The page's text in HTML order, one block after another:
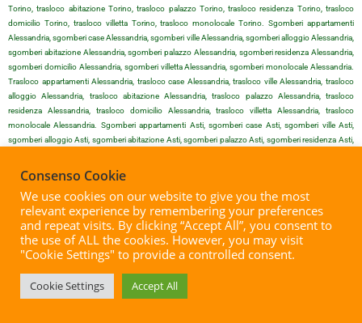
Torino, trasloco abitazione Torino, trasloco palazzo Torino, trasloco residenza Torino, trasloco
domicilio Torino, trasloco villetta Torino, trasloco monolocale Torino. Sgomberi appartamenti
Alessandria, sgomberi case Alessandria, sgomberi ville Alessandria, sgomberi alloggio Alessandria,
sgomberi abitazione Alessandria, sgomberi palazzo Alessandria, sgomberi residenza Alessandria,
sgomberi domicilio Alessandria, sgomberi villetta Alessandria, sgomberi monolocale Alessandria.
Trasloco appartamenti Alessandria, trasloco case Alessandria, trasloco ville Alessandria, trasloco
alloggio Alessandria, trasloco abitazione Alessandria, trasloco palazzo Alessandria, trasloco
residenza Alessandria, trasloco domicilio Alessandria, trasloco villetta Alessandria, trasloco
monolocale Alessandria. Sgomberi appartamenti Asti, sgomberi case Asti, sgomberi ville Asti,
sgomberi alloggio Asti, sgomberi abitazione Asti, sgomberi palazzo Asti, sgomberi residenza Asti,
Asti, trasloco case Asti, trasloco ville Asti, trasloco alloggio Asti, trasloco abitazione Asti, trasloco
palazzo Asti, trasloco residenza Asti, trasloco domicilio Asti, trasloco villetta Asti, trasloco
monolocale Asti. Sgomberi appartamenti Biella, sgomberi case Biella, sgomberi ville Biella,
sgomberi alloggio Biella, sgomberi abitazione Biella, sgomberi palazzo Biella, sgomberi residenza
Biella, sgomberi domicilio Biella, sgomberi villetta Biella, sgomberi monolocale Biella. Trasloco
appartamenti Biella, trasloco case Biella, trasloco ville Biella, trasloco alloggio Biella, trasloco
abitazione Biella, trasloco palazzo Biella, trasloco residenza Biella, trasloco domicilio Biella, trasloco
sgomberi ville Cuneo, sgomberi alloggio Cuneo, sgomberi abitazione Cuneo, sgomberi palazzo
Cuneo, sgomberi residenza Cuneo, sgomberi domicilio Cuneo, sgomberi villetta Cuneo, sgomberi
Consenso Cookie
We use cookies on our website to give you the most
relevant experience by remembering your preferences
and repeat visits. By clicking “Accept All”, you consent to
the use of ALL the cookies. However, you may visit
"Cookie Settings" to provide a controlled consent.
Cookie Settings Accept All